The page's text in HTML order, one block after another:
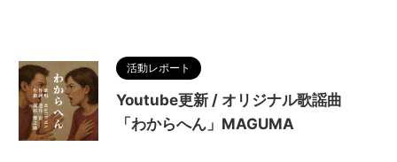
活動レポート
Youtube更新 / オリジナル歌謡曲
「わからへん」MAGUMA